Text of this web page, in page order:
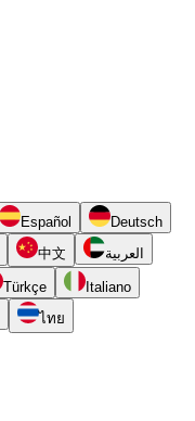
Español
Deutsch
中文 العربية
Türkçe
Italiano
ไทย